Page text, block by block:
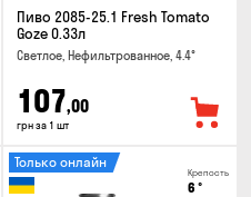
Пиво 2085-25.1 Fresh Tomato
Goze 0.33л
Светлое, Нефильтрованное, 4.4°
107,00
грн за 1 шт
Крепость
6 °
Только онлайн